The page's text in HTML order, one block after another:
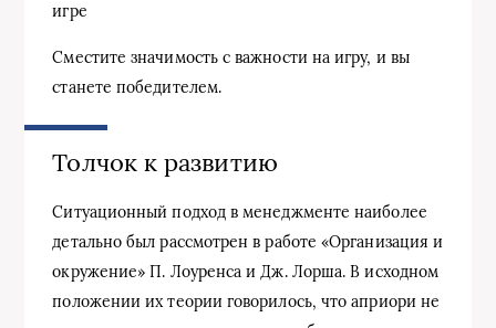
игре
Сместите значимость с важности на игру, и вы
станете победителем.
Толчок к развитию
Ситуационный подход в менеджменте наиболее
детально был рассмотрен в работе «Организация и
окружение» П. Лоуренса и Дж. Лорша. В исходном
положении их теории говорилось, что априори не